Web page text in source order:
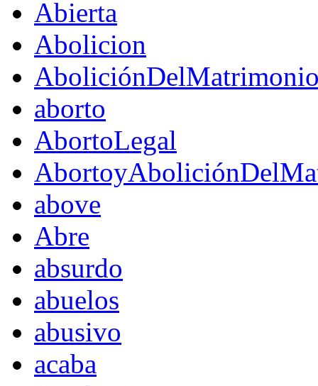
Abierta
Abolicion
aborto
AbortoLegal
above
Abre
absurdo
abuelos
abusivo
acaba